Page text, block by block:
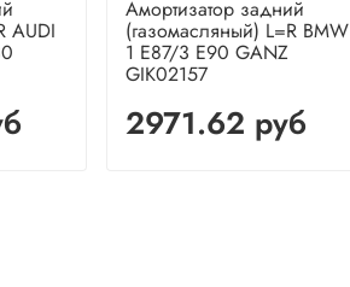
AUDI
Амортизатор задний
(газомасляный) L=R BMW
1 E87/3 E90 GANZ
GIK02157
2971.62 руб